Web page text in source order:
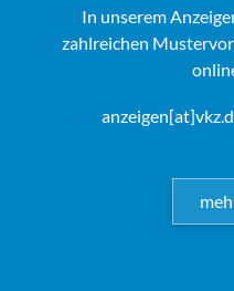
In unserem
zahlreichen